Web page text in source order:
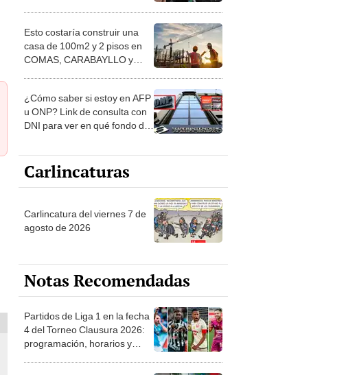
Esto costaría construir una
casa de 100m2 y 2 pisos en
COMAS, CARABAYLLO y
¿Cómo saber si estoy en AFP
u ONP? Link de consulta con
DNI para ver en qué fondo de
Carlincaturas
Carlincatura del viernes 7 de
agosto de 2026
Notas Recomendadas
Partidos de Liga 1 en la fecha
4 del Torneo Clausura 2026:
programación, horarios y